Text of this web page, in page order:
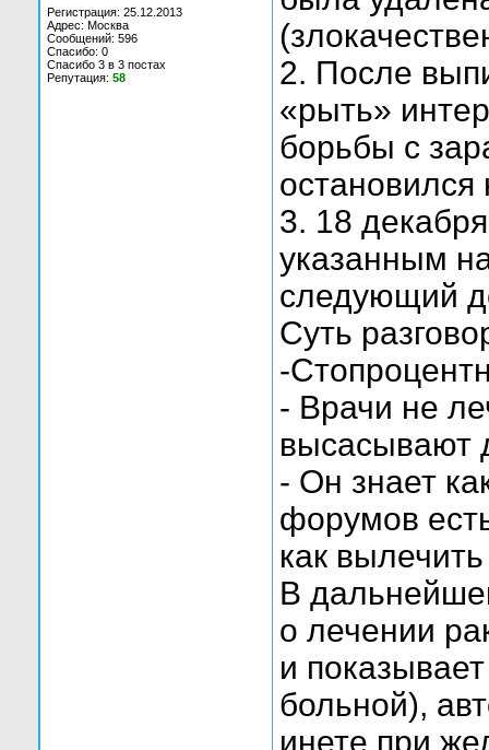
Регистрация: 25.12.2013
Адрес: Москва
Сообщений: 596
Спасибо: 0
Спасибо 3 в 3 постах
Репутация: 58
2. После
«рыть»
борьбы с
3. 18
указанным
следующий
Суть
-
- Врачи не
высасывают
- Он знает
форумов
как
В
о лечении
и
больной),
инете при